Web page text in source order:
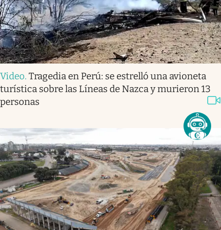
Video. Tragedia en Perú: se estrelló una avioneta
turística sobre las Líneas de Nazca y murieron 13
personas